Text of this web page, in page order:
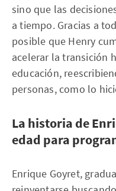
sino que las
a tiempo. Gracias a
posible que Henry
acelerar la transición
educación,
personas, como lo
La historia de
edad para
Enrique Goyret,